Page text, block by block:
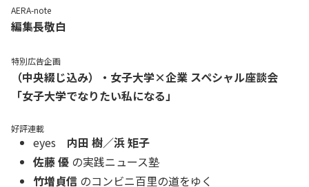
AERA-note
編集長敬白
特別広告企画
（中央綴じ込み）・女子大学×企業 スペシャル座談会
「女子大学でなりたい私になる」
好評連載
eyes 内田 樹／浜 矩子
佐藤 優 の実践ニュース塾
竹増貞信 のコンビニ百里の道をゆく